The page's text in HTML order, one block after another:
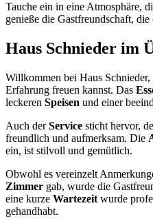
Tauche ein in eine Atmosphäre,
genieße die Gastfreundschaft, die
Haus Schnieder im
Willkommen bei Haus
Erfahrung freuen kannst. Das
leckeren Speisen und einer
Auch derService sticht hervor,
freundlich und aufmerksam. Die
ein, ist stilvoll und gemütlich.
Obwohl es vereinzelt
Zimmer gab, wurde die
eine kurze Wartezeit wurde
gehandhabt.